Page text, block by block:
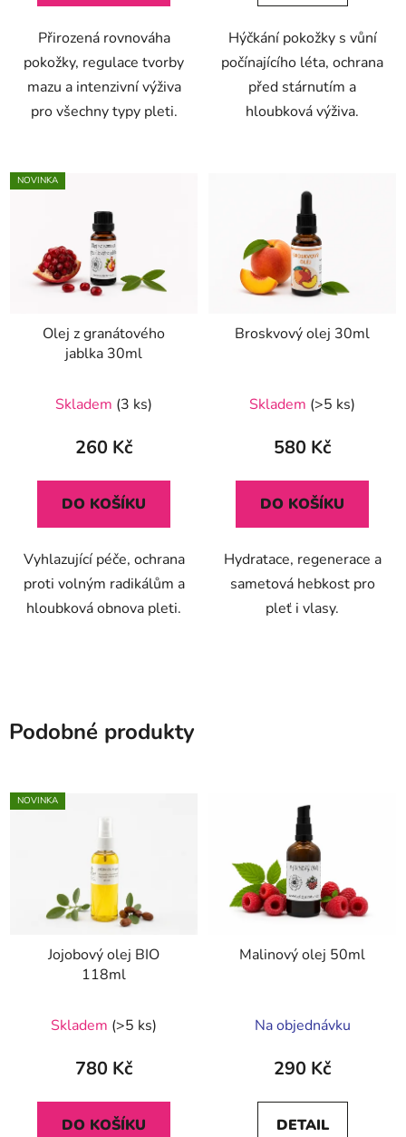
Přirozená rovnováha
pokožky, regulace tvorby
mazu a intenzivní výživa
pro všechny typy pleti.
hvězdiček.
Hýčkání pokožky s vůní
počínajícího léta, ochrana
před stárnutím a
hloubková výživa.
NOVINKA
Olej z granátového
jablka 30ml
Skladem (3 ks)
260 Kč
DO KOŠÍKU
Vyhlazující péče, ochrana
proti volným radikálům a
hloubková obnova pleti.
Broskvový olej 30ml
Skladem (>5 ks)
580 Kč
DO KOŠÍKU
Hydratace, regenerace a
sametová hebkost pro
pleť i vlasy.
Podobné produkty
NOVINKA
Jojobový olej BIO
118ml
Skladem (>5 ks)
780 Kč
DO KOŠÍKU
Malinový olej 50ml
Na objednávku
290 Kč
DETAIL